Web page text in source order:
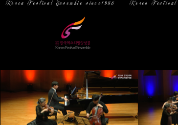
  Korea Festival Ensemble since1986